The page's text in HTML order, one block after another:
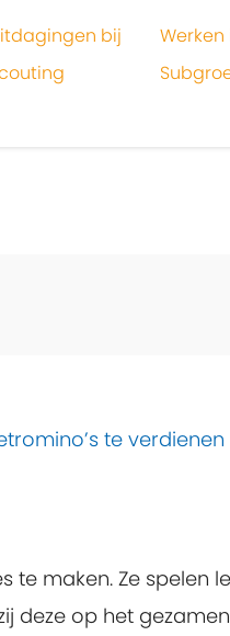
bij
Werken
te
maken. Ze spelen
deze op het